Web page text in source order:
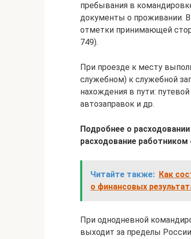
пребывания в
документы о проживании.
отметки принимающей
749).
При проезде к месту
служебном) к служебной
нахождения в пути:
автозаправок и др.
Подробнее о
расходование работником
Читайте также: Как
о финансовых
При однодневной
выходит за пределы